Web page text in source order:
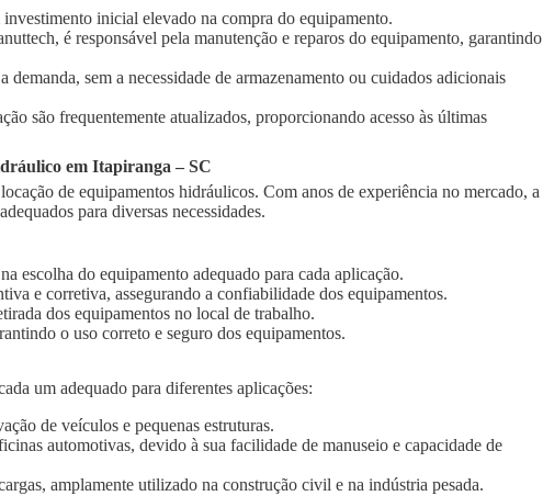
inicial elevado na compra do equipamento.
é responsável pela manutenção e reparos do equipamento, garantindo
sem a necessidade de armazenamento ou cuidados adicionais
são frequentemente atualizados, proporcionando acesso às últimas
em Itapiranga – SC
de equipamentos hidráulicos. Com anos de experiência no mercado, a
para diversas necessidades.
escolha do equipamento adequado para cada aplicação.
e corretiva, assegurando a confiabilidade dos equipamentos.
dos equipamentos no local de trabalho.
o uso correto e seguro dos equipamentos.
um adequado para diferentes aplicações:
de veículos e pequenas estruturas.
automotivas, devido à sua facilidade de manuseio e capacidade de
amplamente utilizado na construção civil e na indústria pesada.